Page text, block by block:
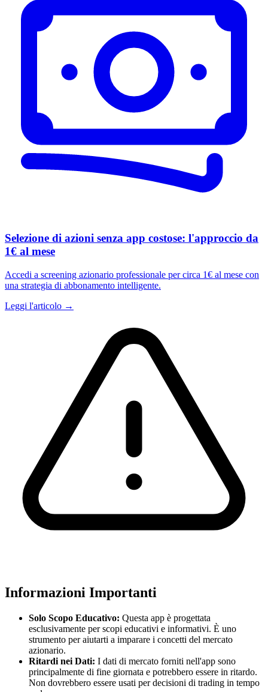
Selezione di azioni senza app costose: l'approccio da
1€ al mese
Accedi a screening azionario professionale per circa 1€ al mese con
una strategia di abbonamento intelligente.
Leggi l'articolo →
Informazioni Importanti
Solo Scopo Educativo: Questa app è progettata
esclusivamente per scopi educativi e informativi. È uno
strumento per aiutarti a imparare i concetti del mercato
azionario.
Ritardi nei Dati: I dati di mercato forniti nell'app sono
principalmente di fine giornata e potrebbero essere in ritardo.
Non dovrebbero essere usati per decisioni di trading in tempo